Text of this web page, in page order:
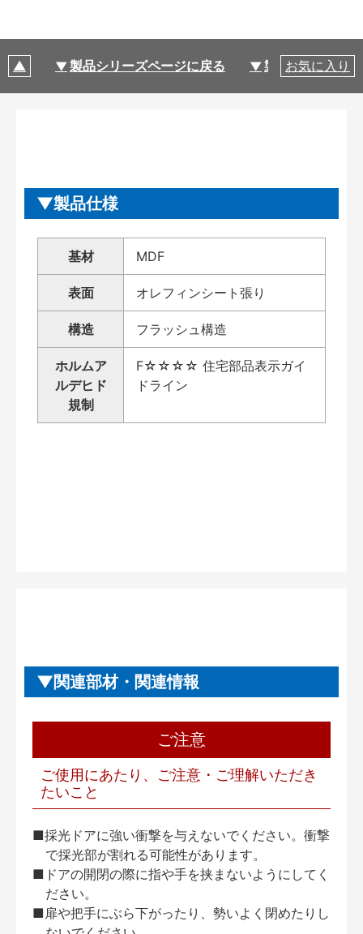
製品シリーズページに戻る 製品仕様
お気に入り
製品仕様
基材 MDF
表面 オレフィンシート張り
構造 フラッシュ構造
ホルムア
ルデヒド
規制
F☆☆☆☆ 住宅部品表示ガイ
ドライン
関連部材・関連情報
ご注意
ご使用にあたり、ご注意・ご理解いただき
たいこと
■採光ドアに強い衝撃を与えないでください。衝撃
で採光部が割れる可能性があります。
■ドアの開閉の際に指や手を挟まないようにしてく
ださい。
■扉や把手にぶら下がったり、勢いよく閉めたりし